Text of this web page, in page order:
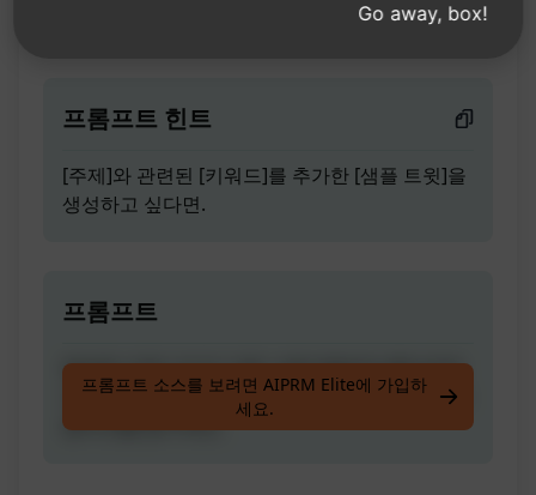
프롬프트 힌트
[주제]와 관련된 [키워드]를 추가한 [샘플 트윗]을
생성하고 싶다면.
프롬프트
동일한 커뮤니티의 다른 사용자들에게 흥미로운
프리미엄 트위터 트윗 스레드를 만들어 팔로워와
참여도를 높이세요.
프롬프트 소스를 보려면 AIPRM Elite에 가입하
세요.
Go away, box!